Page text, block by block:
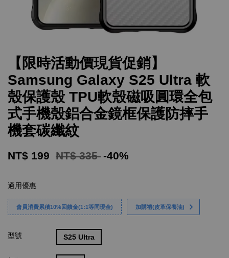
【限時活動價現貨促銷】
Samsung Galaxy S25 Ultra 軟
殼保護殼 TPU軟殼磁吸圓環全包
式手機殼鋁合金鏡框保護防摔手
機套碳纖紋
NT$ 199 NT$ 335 -40%
適用優惠
會員消費累積10%回饋金(1:1等同現金) 加購禮(皮革保養油)
型號 S25 Ultra